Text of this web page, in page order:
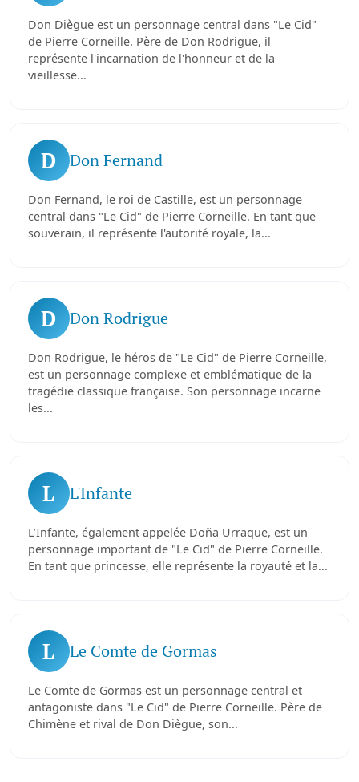
Don Diègue est un personnage central dans "Le Cid"
de Pierre Corneille. Père de Don Rodrigue, il
représente l'incarnation de l'honneur et de la
vieillesse...
D Don Fernand
Don Fernand, le roi de Castille, est un personnage
central dans "Le Cid" de Pierre Corneille. En tant que
souverain, il représente l'autorité royale, la...
D Don Rodrigue
Don Rodrigue, le héros de "Le Cid" de Pierre Corneille,
est un personnage complexe et emblématique de la
tragédie classique française. Son personnage incarne
les...
L L'Infante
L’Infante, également appelée Doña Urraque, est un
personnage important de "Le Cid" de Pierre Corneille.
En tant que princesse, elle représente la royauté et la...
L Le Comte de Gormas
Le Comte de Gormas est un personnage central et
antagoniste dans "Le Cid" de Pierre Corneille. Père de
Chimène et rival de Don Diègue, son...